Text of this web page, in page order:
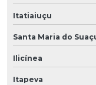
Itatiaiuçu
Santa Maria do
Ilicínea
Itapeva